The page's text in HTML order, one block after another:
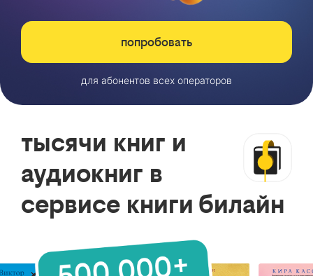
попробовать
для абонентов всех операторов
тысячи книг и
аудиокниг в
сервисе книги билайн